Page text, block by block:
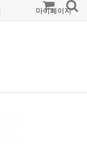
마이페이지